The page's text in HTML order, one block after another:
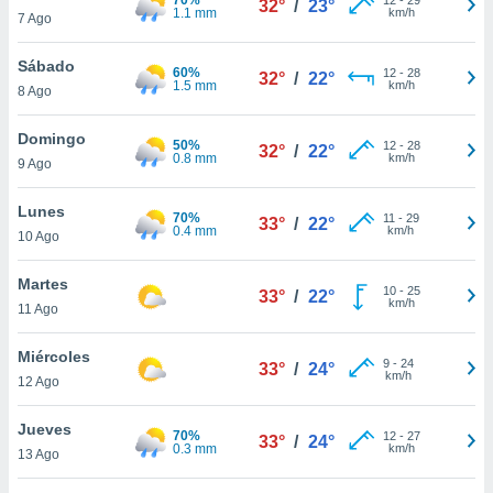
más
nuestra
y
de
disponible
cookies
aceptar
7 Ago
1.1 mm
32° / 23°
km/h
Sábado
8 Ago
60%
1.5 mm
32° / 22° 12- 28
km/h
Domingo
9 Ago
50%
0.8 mm
32° / 22° 12- 28
km/h
Lunes
10 Ago
70%
0.4 mm
33° / 22° 11 - 29
km/h
Martes
11 Ago
33° / 22° 10- 25
km/h
Miércoles
12 Ago
33° / 24° 9- 24
km/h
Jueves
13 Ago
70%
0.3 mm
33° / 24° 12- 27
km/h